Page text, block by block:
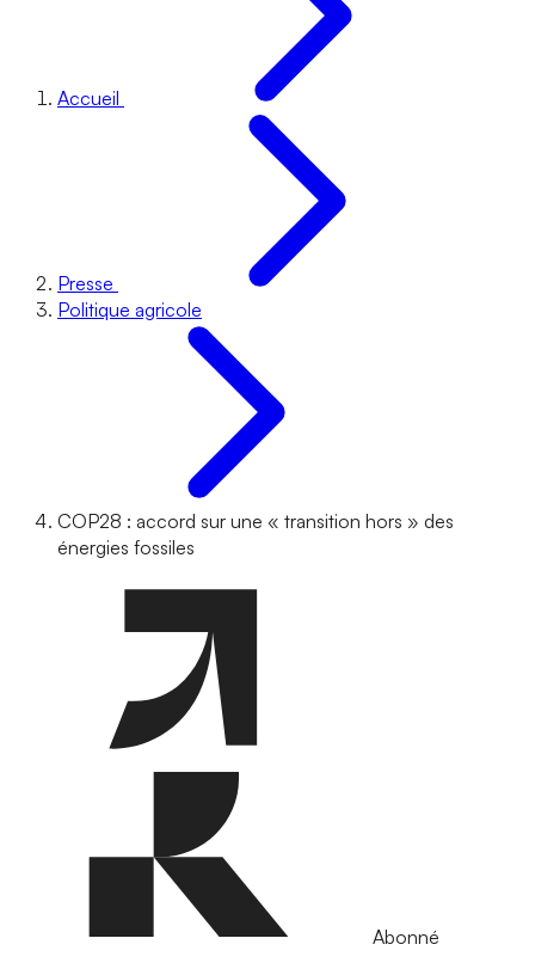
Accueil
Presse
Politique agricole
COP28 : accord sur une « transition hors » des
énergies fossiles
Abonné